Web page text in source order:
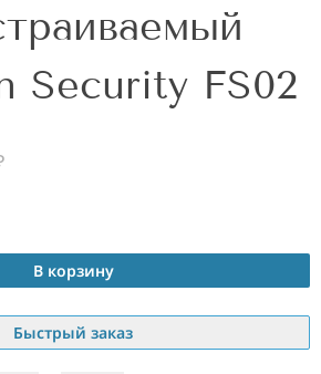
Security FS02
В корзину
Быстрый заказ